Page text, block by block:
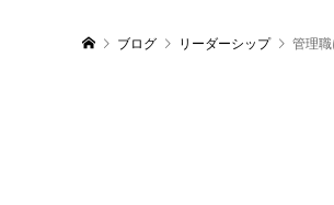
ブログ リーダーシップ 管理